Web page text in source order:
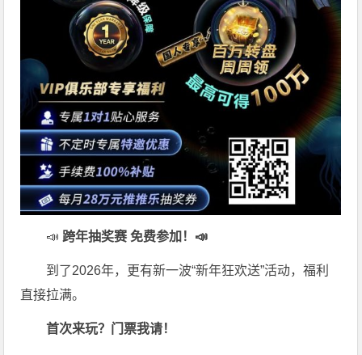
📣 跨年抽奖赛 免费参加 ！📣
到了2026年，更有新一波“新年狂欢送”活动，福利
直接拉满。
首次来玩？门票我请！